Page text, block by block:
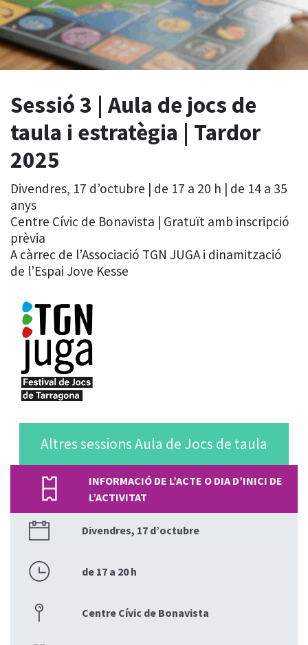
Sessió 3 | Aula de jocs de
taula i estratègia | Tardor
2025
Divendres, 17 d’octubre | de 17 a 20 h | de 14 a 35
anys
Centre Cívic de Bonavista | Gratuït amb inscripció
prèvia
A càrrec de l’Associació TGN JUGA i dinamització
de l’Espai Jove Kesse
Altres sessions Aula de Jocs de taula
INFORMACIÓ DE L’ACTE O DIA D’INICI DE
L’ACTIVITAT
Divendres, 17 d’octubre
de 17 a 20 h
Centre Cívic de Bonavista